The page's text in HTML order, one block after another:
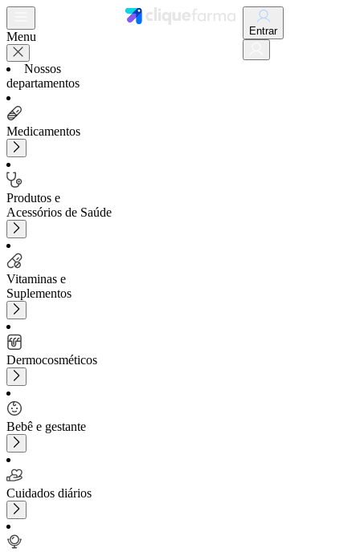
Menu
Nossos
departamentos
Medicamentos
Produtos e
Acessórios de Saúde
Vitaminas e
Suplementos
Dermocosméticos
Bebê e gestante
Cuidados diários
Entrar